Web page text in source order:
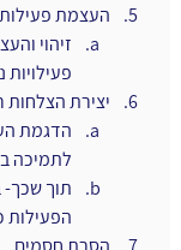
העצמת פעילות
זיהוי
יצירת הצלחות
הדגמת
לתמיכה
תוך
הפעילות